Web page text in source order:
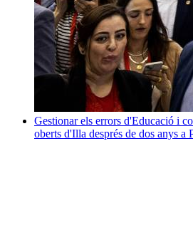
Gestionar els errors d'Educació i
oberts d'Illa després de dos anys a